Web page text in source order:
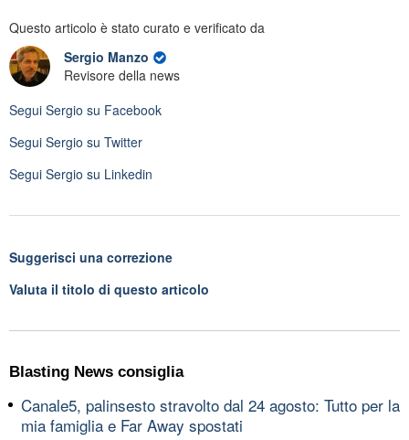
Questo articolo è stato curato e verificato da
Sergio Manzo
Revisore della news
Segui Sergio su Facebook
Segui Sergio su Twitter
Segui Sergio su Linkedin
Suggerisci una correzione
Valuta il titolo di questo articolo
Blasting News consiglia
Canale5, palinsesto stravolto dal 24 agosto: Tutto per la
mia famiglia e Far Away spostati